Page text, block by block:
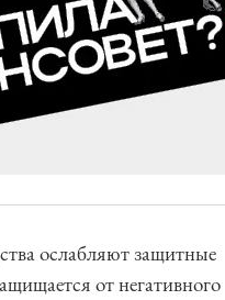
ослабляют защитные
от негативного